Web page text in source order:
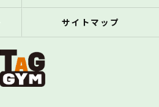
サイトマップ